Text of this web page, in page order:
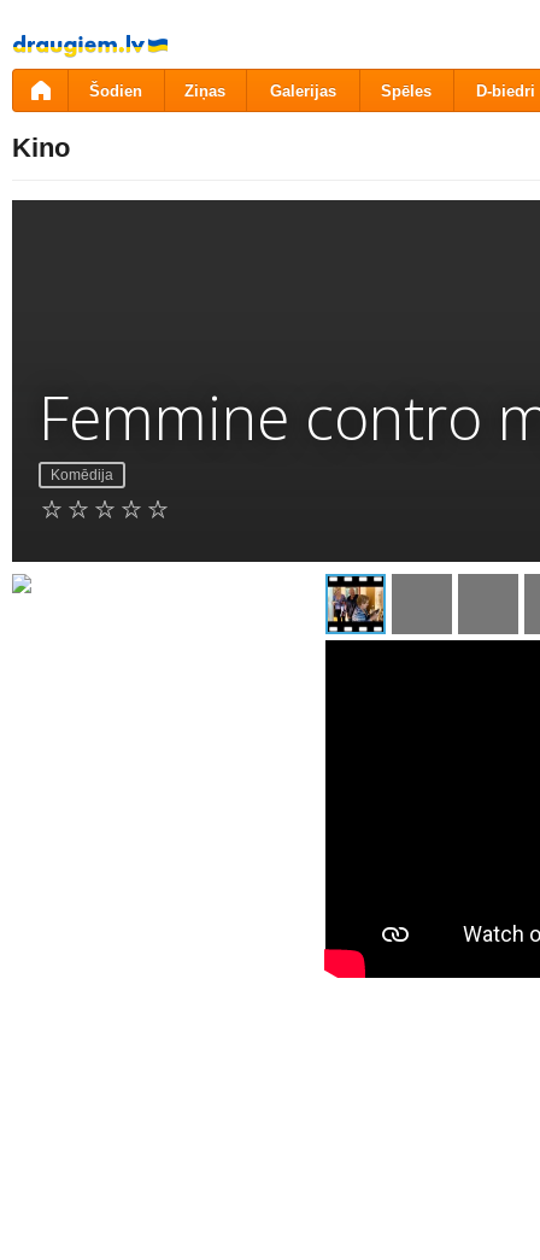
Pāriet
uz
saturu
Šodien Ziņas Galerijas Spēles D-biedri
Kino
Femmine contro
Komēdija